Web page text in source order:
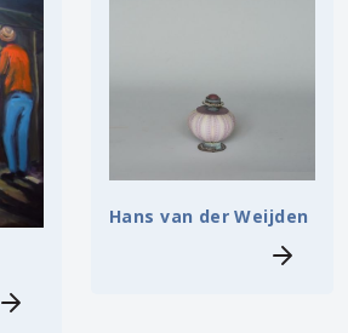
Hans van der Weijden